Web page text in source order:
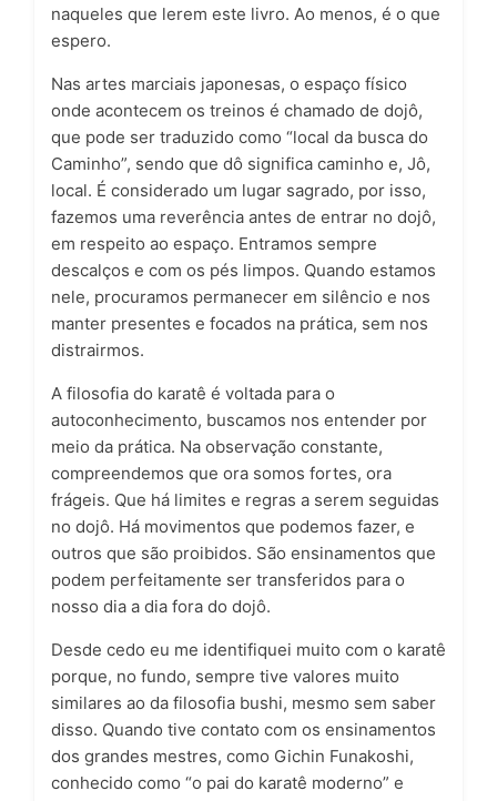
naqueles que lerem este livro. Ao menos, é o que
espero.
Nas artes marciais japonesas, o espaço físico
onde acontecem os treinos é chamado de dojô,
que pode ser traduzido como “local da busca do
Caminho”, sendo que dô significa caminho e, Jô,
local. É considerado um lugar sagrado, por isso,
fazemos uma reverência antes de entrar no dojô,
em respeito ao espaço. Entramos sempre
descalços e com os pés limpos. Quando estamos
nele, procuramos permanecer em silêncio e nos
manter presentes e focados na prática, sem nos
distrairmos.
A filosofia do karatê é voltada para o
autoconhecimento, buscamos nos entender por
meio da prática. Na observação constante,
compreendemos que ora somos fortes, ora
frágeis. Que há limites e regras a serem seguidas
no dojô. Há movimentos que podemos fazer, e
outros que são proibidos. São ensinamentos que
podem perfeitamente ser transferidos para o
nosso dia a dia fora do dojô.
Desde cedo eu me identifiquei muito com o karatê
porque, no fundo, sempre tive valores muito
similares ao da filosofia bushi, mesmo sem saber
disso. Quando tive contato com os ensinamentos
dos grandes mestres, como Gichin Funakoshi,
conhecido como “o pai do karatê moderno” e